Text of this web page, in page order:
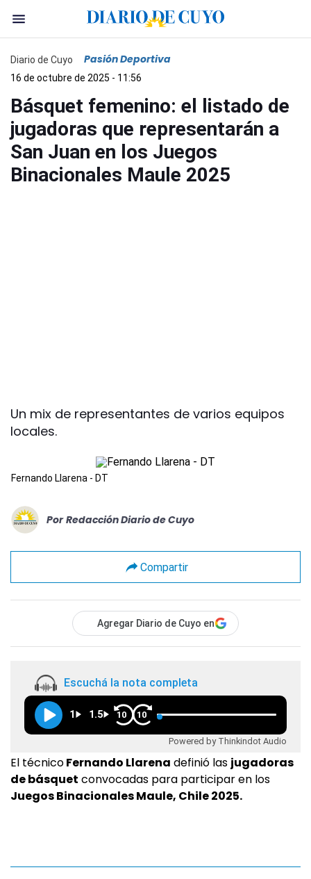
Diario de Cuyo Pasión Deportiva
16 de octubre de 2025 - 11:56
Básquet femenino: el listado de
jugadoras que representarán a
San Juan en los Juegos
Binacionales Maule 2025
Un mix de representantes de varios equipos
locales.
Fernando Llarena - DT
Por Redacción Diario de Cuyo
Compartir
Agregar Diario de Cuyo en
Escuchá la nota completa
1 1.5 10 10
Powered by Thinkindot Audio
El técnicoFernando Llarena definió las jugadoras
de básquet convocadas para participar en los
Juegos Binacionales Maule, Chile 2025.